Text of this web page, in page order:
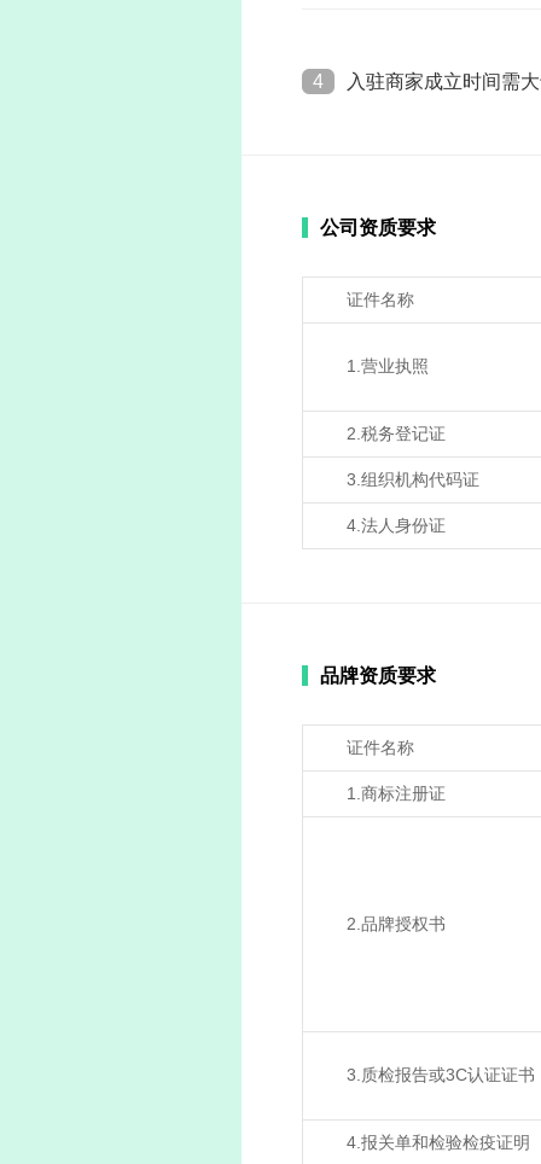
4 入驻商家成立时间需
公司资质要求
证件名称
1.营业执照
2.税务登记证
3.组织机构代码证
4.法人身份证
品牌资质要求
证件名称
1.商标注册证
2.品牌授权书
3.质检报告或3C认证证书
4.报关单和检验检疫证明